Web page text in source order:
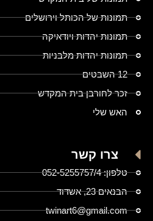
תמונות של הכותל וירושלים
תמונות יהדות ויודאיקה
תמונות יהדות מלבניות
12 השבטים
זכר לחורבן בית המקדש
האש שלי
צרו קשר
טלפון: 052-5255757/4
הבנאים 23, אשדוד
twinart6@gmail.com